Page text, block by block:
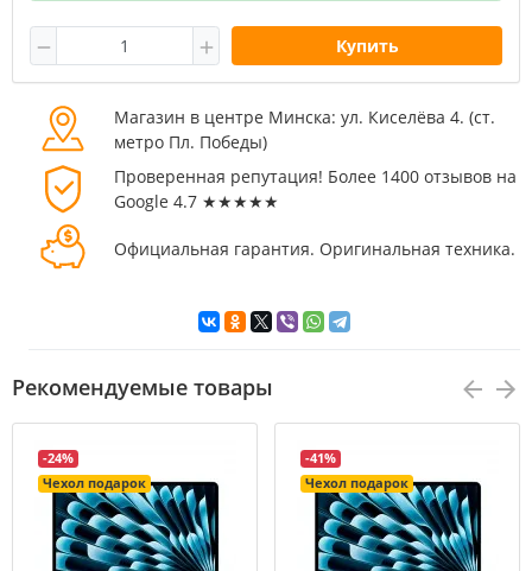
Купить
Магазин в центре Минска: ул. Киселёва 4. (cт.
метро Пл. Победы)
Проверенная репутация! Более 1400 отзывов на
Google 4.7 ★★★★★
Официальная гарантия. Оригинальная техника.
Рекомендуемые товары
-24%
Чехол подарок
-41%
Чехол подарок